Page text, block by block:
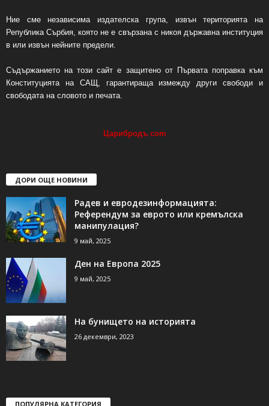
Ние сме независима издателска група, извън територията на
Република Сърбия, която не е свързана с никоя държавна институция
в или извън нейните предели.
Съдържанието на този сайт е защитено от Първата поправка към
Конституцията на САЩ, гарантираща измежду други свободи и
свободата на словото и печата.
Царибродъ.com
ДОРИ ОЩЕ НОВИНИ
Радев и евродезинформацията:
Референдум за еврото или кремълска
манипулация?
9 май, 2025
Ден на Европа 2025
9 май, 2025
На бунището на историята
26 декември, 2023
ПОПУЛЯРНА КАТЕГОРИЯ